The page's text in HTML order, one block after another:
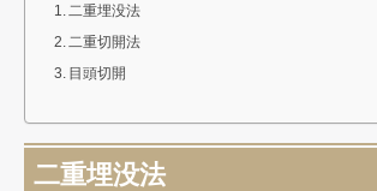
二重埋没法
二重切開法
目頭切開
二重埋没法